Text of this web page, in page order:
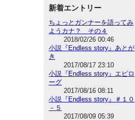
新着エントリー
ちょっとガンナーを語ってみ
ようカナ？ その４
2018/02/26 00:46
小説『Endless story』あとが
き
2017/08/17 23:10
小説『Endless story』エピロ
ーグ
2017/08/16 08:11
小説『Endless story』＃１０
－５
2017/08/09 05:39